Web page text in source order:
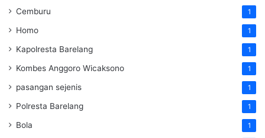
Cemburu 1
Homo 1
Kapolresta Barelang 1
Kombes Anggoro Wicaksono 1
pasangan sejenis 1
Polresta Barelang 1
Bola 1